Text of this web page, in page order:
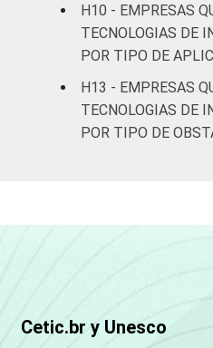
Pesquisa sobre o
Informação e
brasileiras - TIC
H10 - EMPRESAS
TECNOLOGIAS DE
POR TIPO DE
H13 - EMPRESAS
TECNOLOGIAS DE
POR TIPO DE
Cetic.br y Unesco